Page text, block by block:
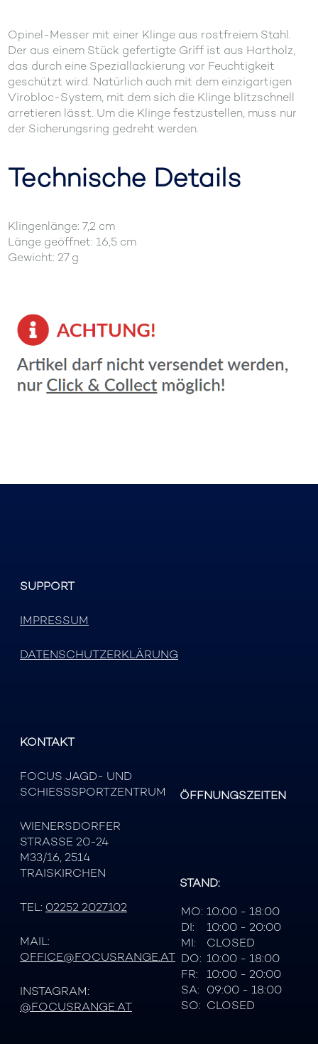
Opinel-Messer mit einer Klinge aus rostfreiem Stahl.
Der aus einem Stück gefertigte Griff ist aus Hartholz,
das durch eine Speziallackierung vor Feuchtigkeit
geschützt wird. Natürlich auch mit dem einzigartigen
Virobloc-System, mit dem sich die Klinge blitzschnell
arretieren lässt. Um die Klinge festzustellen, muss nur
der Sicherungsring gedreht werden.
Technische Details
Klingenlänge: 7,2 cm
Länge geöffnet: 16,5 cm
Gewicht: 27 g
SUPPORT
IMPRESSUM
DATENSCHUTZERKLÄRUNG
KONTAKT
FOCUS JAGD- UND
SCHIESSSPORTZENTRUM
WIENERSDORFER
STRASSE 20-24
M33/16, 2514
TRAISKIRCHEN
TEL: 02252 2027102
MAIL:
OFFICE@FOCUSRANGE.AT
INSTAGRAM:
@FOCUSRANGE.AT
ÖFFNUNGSZEITEN
STAND:
MO: 10:00 - 18:00
DI:
10:00 - 20:00
MI:
CLOSED
DO: 10:00 - 18:00
FR:
10:00 - 20:00
SA: 09:00 - 18:00
SO: CLOSED